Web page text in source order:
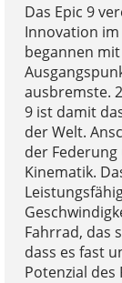
Das Epic 9
Innovation im
begannen
ausbremste.
9 ist damit
der Welt.
der
Kinematik.
Fahrrad, das
dass es fast
Potenzial